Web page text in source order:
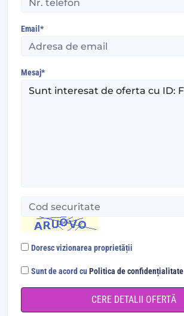
Email*
Mesaj*
Doresc vizionarea proprietății
Sunt de acord cuPolitica de confidențialitate